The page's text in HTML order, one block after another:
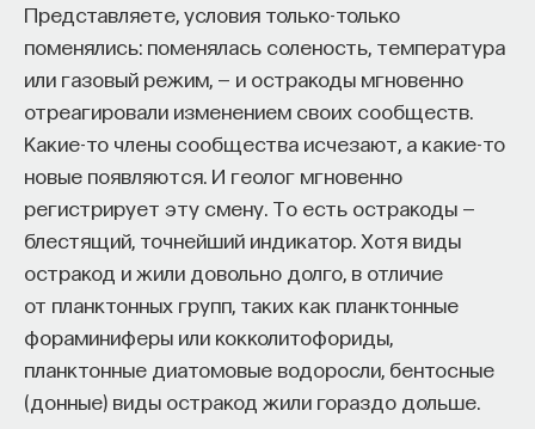
Представляете, условия только-только
поменялись: поменялась соленость, температура
или газовый режим, — и остракоды мгновенно
отреагировали изменением своих сообществ.
Какие-то члены сообщества исчезают, а какие-то
новые появляются. И геолог мгновенно
регистрирует эту смену. То есть остракоды —
блестящий, точнейший индикатор. Хотя виды
остракод и жили довольно долго, в отличие
от планктонных групп, таких как планктонные
фораминиферы или кокколитофориды,
планктонные диатомовые водоросли, бентосные
(донные) виды остракод жили гораздо дольше.